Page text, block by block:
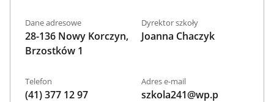
Dane adresowe
28-136 Nowy Korczyn,
Brzostków 1
Dyrektor szkoły
Joanna Chaczyk
Telefon
(41) 377 12 97
Adres e-mail
szkola241@wp.p